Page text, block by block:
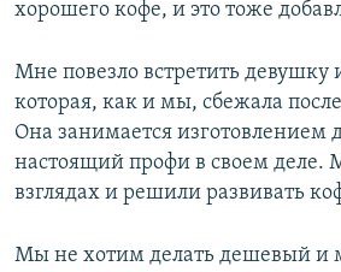
хорошего кофе, и это тоже
Мне повезло встретить девушку
которая, как и мы, сбежала
Она занимается изготовлением
настоящий профи в своем деле.
взглядах и решили развивать
Мы не хотим делать дешевый и